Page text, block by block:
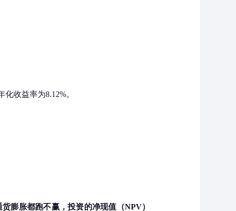
收益率为8.12%。
膨胀都跑不赢，投资的净现值（NPV）